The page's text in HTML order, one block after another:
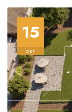
15
окт